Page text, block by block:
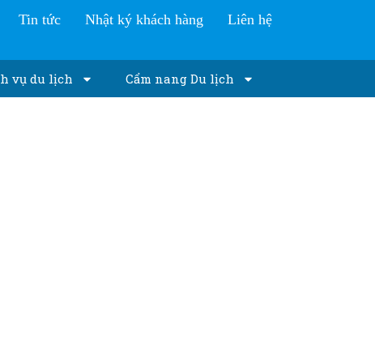
Tin tức Nhật ký khách hàng Liên hệ
vụ du lịch Cẩm nang Du lịch